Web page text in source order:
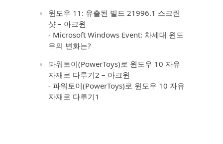
윈도우 11: 유출된 빌드 21996.1 스크린
샷 – 아크윈
- Microsoft Windows Event: 차세대 윈도
우의 변화는?
파워토이(PowerToys)로 윈도우 10 자유
자재로 다루기2 – 아크윈
- 파워토이(PowerToys)로 윈도우 10 자유
자재로 다루기1